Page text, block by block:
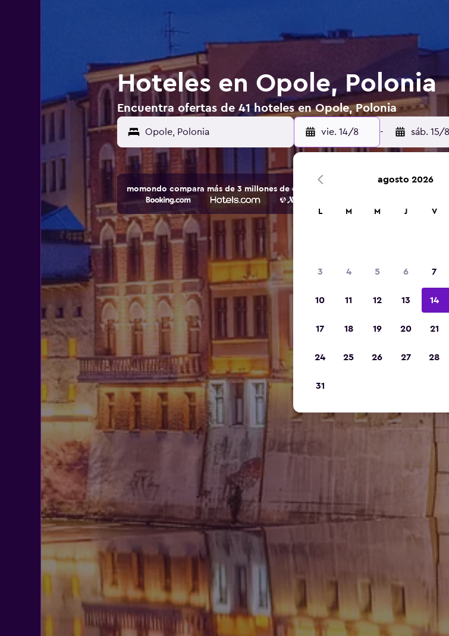
Hoteles en Opole, Polonia
Encuentra ofertas de 41 hoteles en Opole, Polonia
Opole, Polonia vie. 14/8 - sáb. 15/8
momondo compara más de 3 millones de opciones de hoteles y alojamientos.
agosto 2026
L M M J V
3 4 5 6 7
10 11 12 13 14
17 18 19 20 21
24 25 26 27 28
31